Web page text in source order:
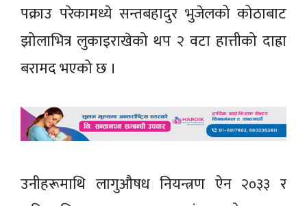
पक्राउ परेकामध्ये सन्तबहादुर भुजेलको कोठाबाट
झोलाभित्र लुकाइराखेको थप २ वटा हात्तीको दाह्रा
बरामद भएको छ ।
उनीहरूमाथि लागुऔषध नियन्त्रण ऐन २०३३ र